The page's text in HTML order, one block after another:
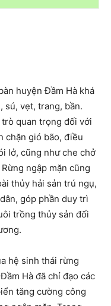
huyện Đầm Hà khá
sú, vẹt, trang, bần.
quan trọng đối với
chặn gió bão, điều
lở, cũng như che chở
ngập mặn cũng
thủy hải sản trú ngụ,
góp phần duy trì
trồng thủy sản đối
hệ sinh thái rừng
Hà đã chỉ đạo các
tăng cường công